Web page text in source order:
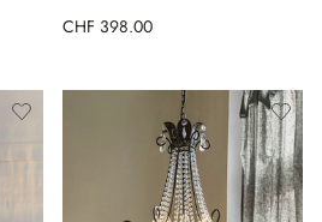
CHF 398.00